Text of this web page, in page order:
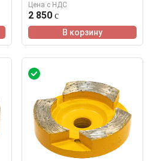
Цена с НДС
2 850
В корзину